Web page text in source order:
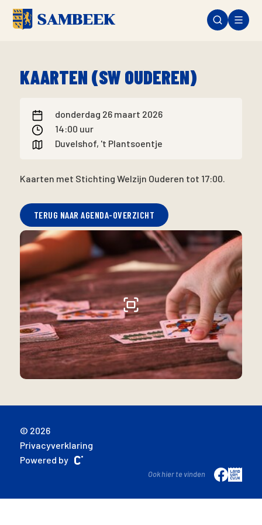
KAARTEN (SW OUDEREN)
donderdag 26 maart 2026
14:00 uur
Duvelshof, 't Plantsoentje
Kaarten met Stichting Welzijn Ouderen tot 17:00.
TERUG NAAR AGENDA-OVERZICHT
© 2026
Privacyverklaring
Powered by